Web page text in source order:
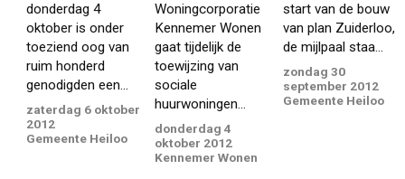
donderdag 4
oktober is onder
toeziend oog van
ruim honderd
genodigden een...
zaterdag 6 oktober
2012
Gemeente Heiloo
Woningcorporatie
Kennemer Wonen
gaat tijdelijk de
toewijzing van
sociale
huurwoningen...
donderdag 4
oktober 2012
Kennemer Wonen
start van de bouw
van plan Zuiderloo,
de mijlpaal staa...
zondag 30
september 2012
Gemeente Heiloo